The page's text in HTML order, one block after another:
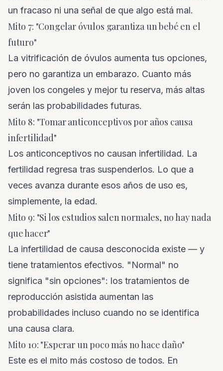
un fracaso ni una señal de que algo está mal.
Mito 7: "Congelar óvulos garantiza un bebé en el
futuro"
La vitrificación de óvulos aumenta tus opciones,
pero no garantiza un embarazo. Cuanto más
joven los congeles y mejor tu reserva, más altas
serán las probabilidades futuras.
Mito 8: "Tomar anticonceptivos por años causa
infertilidad"
Los anticonceptivos no causan infertilidad. La
fertilidad regresa tras suspenderlos. Lo que a
veces avanza durante esos años de uso es,
simplemente, la edad.
Mito 9: "Si los estudios salen normales, no hay nada
que hacer"
La infertilidad de causa desconocida existe — y
tiene tratamientos efectivos. "Normal" no
significa "sin opciones": los tratamientos de
reproducción asistida aumentan las
probabilidades incluso cuando no se identifica
una causa clara.
Mito 10: "Esperar un poco más no hace daño"
Este es el mito más costoso de todos. En